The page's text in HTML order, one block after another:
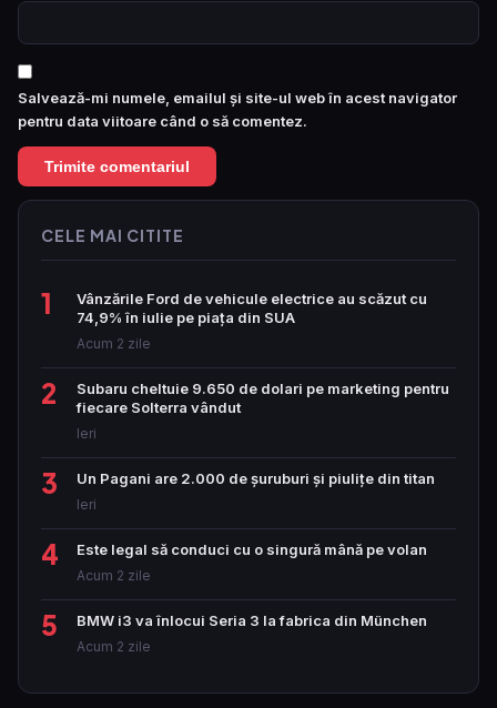
Salvează-mi numele, emailul și site-ul web în acest navigator
pentru data viitoare când o să comentez.
CELE MAI CITITE
1
Vânzările Ford de vehicule electrice au scăzut cu
74,9% în iulie pe piața din SUA
Acum 2 zile
2
Subaru cheltuie 9.650 de dolari pe marketing pentru
fiecare Solterra vândut
Ieri
3 Un Pagani are 2.000 de șuruburi și piulițe din titan
Ieri
4 Este legal să conduci cu o singură mână pe volan
Acum 2 zile
5 BMW i3 va înlocui Seria 3 la fabrica din München
Acum 2 zile